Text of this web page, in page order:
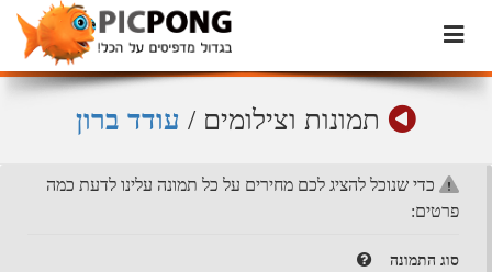
תמונות וצילומים / עודד ברון
כדי שנוכל להציג לכם מחירים על כל תמונה עלינו לדעת כמה
פרטים:
סוג התמונה